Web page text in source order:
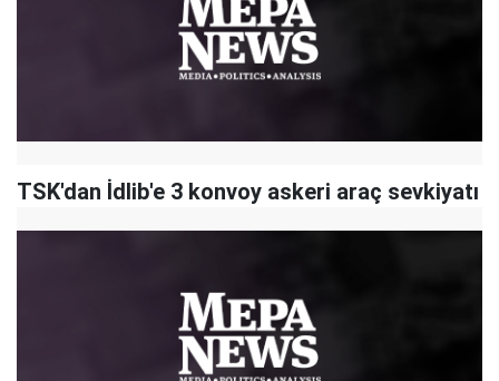
TSK'dan İdlib'e 3 konvoy askeri araç sevkiyatı